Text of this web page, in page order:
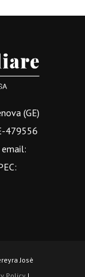
(GE)
479556
Josè